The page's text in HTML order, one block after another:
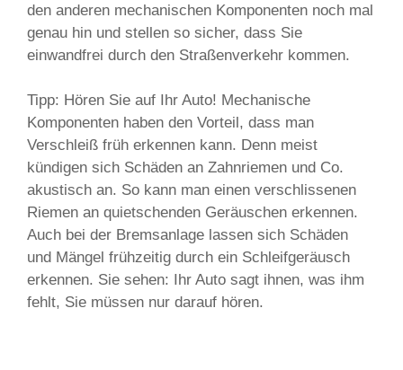
den anderen mechanischen Komponenten noch mal
genau hin und stellen so sicher, dass Sie
einwandfrei durch den Straßenverkehr kommen.
Tipp: Hören Sie auf Ihr Auto! Mechanische
Komponenten haben den Vorteil, dass man
Verschleiß früh erkennen kann. Denn meist
kündigen sich Schäden an Zahnriemen und Co.
akustisch an. So kann man einen verschlissenen
Riemen an quietschenden Geräuschen erkennen.
Auch bei der Bremsanlage lassen sich Schäden
und Mängel frühzeitig durch ein Schleifgeräusch
erkennen. Sie sehen: Ihr Auto sagt ihnen, was ihm
fehlt, Sie müssen nur darauf hören.